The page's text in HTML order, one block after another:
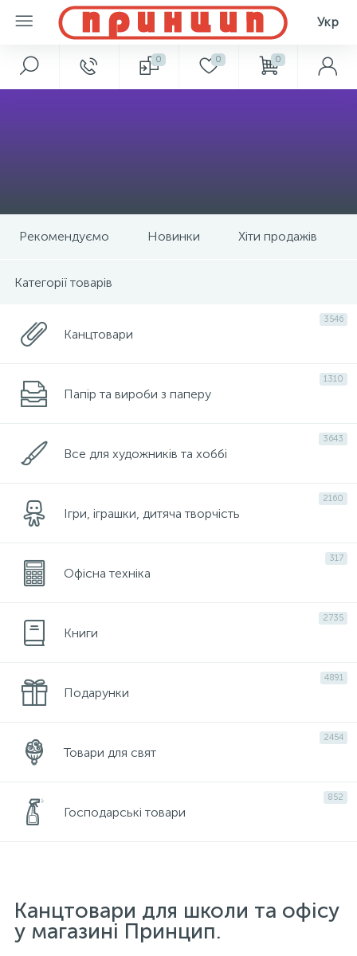
Укр
0 0 0
Рекомендуємо Новинки Хіти продажів
Категорії товарів
3546
Канцтовари
1310
Папір та вироби з паперу
3643
Все для художників та хоббі
2160
Ігри, іграшки, дитяча творчість
317
Офісна техніка
2735
Книги
4891
Подарунки
2454
Товари для свят
852
Господарські товари
Канцтовари для школи та офісу
у магазині Принцип.